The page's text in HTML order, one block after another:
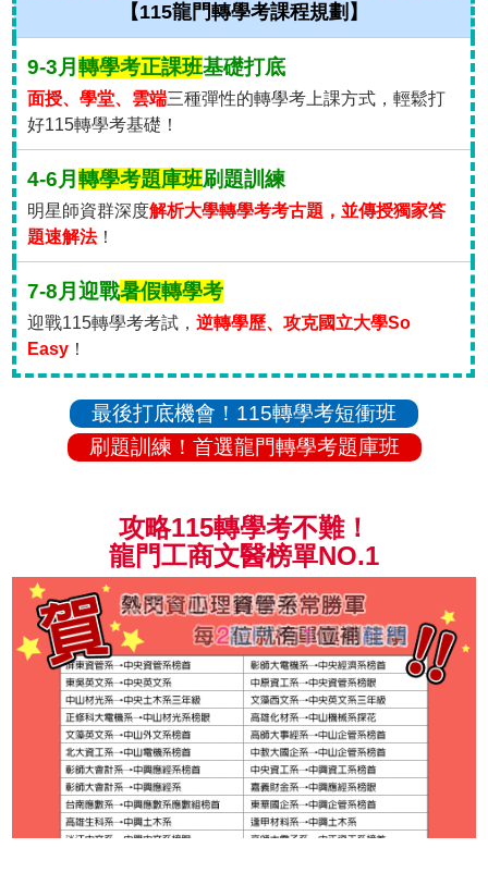
【115龍門轉學考課程規劃】
9-3月轉學考正課班基礎打底
面授、學堂、雲端三種彈性的轉學考上課方式，輕鬆打
好115轉學考基礎！
4-6月轉學考題庫班刷題訓練
明星師資群深度解析大學轉學考考古題，並傳授獨家答
題速解法！
7-8月迎戰暑假轉學考
迎戰115轉學考考試，逆轉學歷、攻克國立大學So
Easy ！
最後打底機會！115轉學考短衝班
刷題訓練！首選龍門轉學考題庫班
攻略115轉學考不難！
龍門工商文醫榜單NO.1